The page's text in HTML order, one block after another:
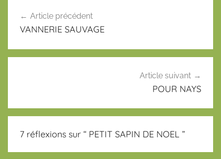
de
Article précédent
VANNERIE SAUVAGE
Article suivant
POUR NAYS
7 réflexions sur “ PETIT SAPIN DE NOEL ”